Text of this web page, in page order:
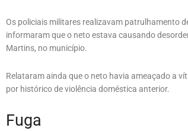
Os policiais militares realizavam patrulhamento
informaram que o neto estava causando
Martins, no município.
Relataram ainda que o neto havia ameaçado a
por histórico de violência doméstica anterior.
Fuga